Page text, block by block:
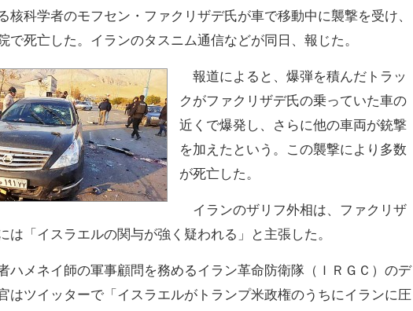
核科学者のモフセン・ファクリザデ氏が車で移動中に襲撃を受け、
で死亡した。イランのタスニム通信などが同日、報じた。
報道によると、爆弾を積んだトラッ
クがファクリザデ氏の乗っていた車の
近くで爆発し、さらに他の車両が銃撃
を加えたという。この襲撃により多数
が死亡した。
イランのザリフ外相は、ファクリザ
は「イスラエルの関与が強く疑われる」と主張した。
ハメネイ師の軍事顧問を務めるイラン革命防衛隊（ＩＲＧＣ）のデ
はツイッターで「イスラエルがトランプ米政権のうちにイランに圧